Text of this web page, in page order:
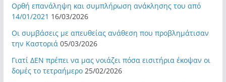
Ορθή επανάληψη και συμπλήρωση ανάκλησης του από
14/01/2021 16/03/2026
Οι συμβάσεις με απευθείας ανάθεση που προβλημάτισαν
την Καστοριά 05/03/2026
Γιατί ΔΕΝ πρέπει να μας νοιάζει πόσα εισιτήρια έκοψαν οι
δομές το τετραήμερο 25/02/2026